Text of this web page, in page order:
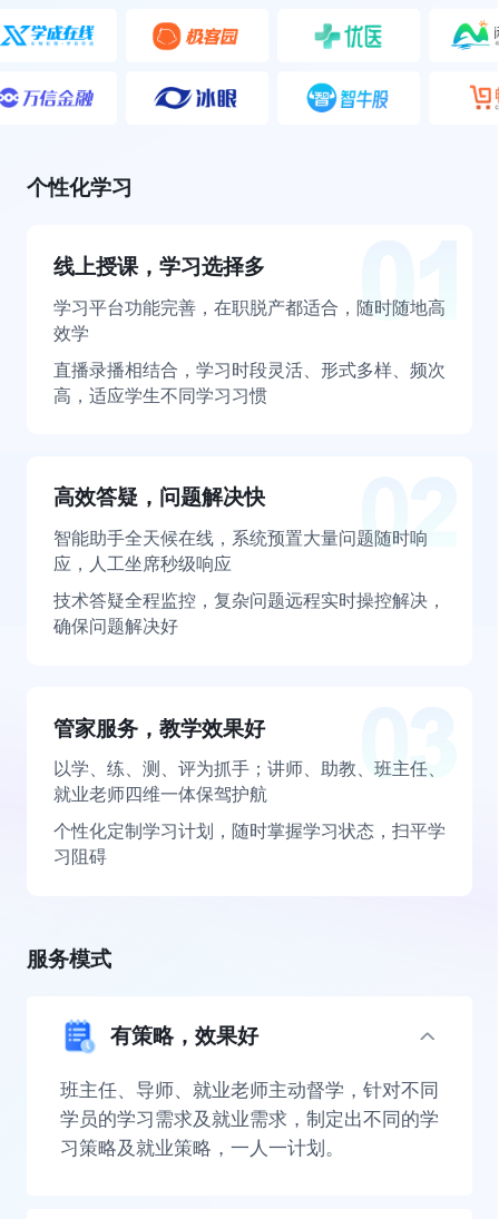
个性化学习
线上授课，学习选择多
学习平台功能完善，在职脱产都适合，随时随地高
效学
直播录播相结合，学习时段灵活、形式多样、频次
高，适应学生不同学习习惯
高效答疑，问题解决快
智能助手全天候在线，系统预置大量问题随时响
应，人工坐席秒级响应
技术答疑全程监控，复杂问题远程实时操控解决，
确保问题解决好
管家服务，教学效果好
以学、练、测、评为抓手；讲师、助教、班主任、
就业老师四维一体保驾护航
个性化定制学习计划，随时掌握学习状态，扫平学
习阻碍
服务模式
有策略，效果好
班主任、导师、就业老师主动督学，针对不同
学员的学习需求及就业需求，制定出不同的学
习策略及就业策略，一人一计划。